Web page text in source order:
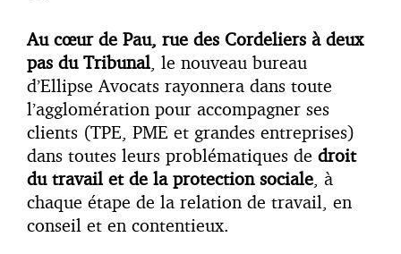
Au cœur de Pau, rue des Cordeliers à deux
pas du Tribunal, le nouveau bureau
d’Ellipse Avocats rayonnera dans toute
l’agglomération pour accompagner ses
clients (TPE, PME et grandes entreprises)
dans toutes leurs problématiques de droit
du travail et de la protection sociale, à
chaque étape de la relation de travail, en
conseil et en contentieux.